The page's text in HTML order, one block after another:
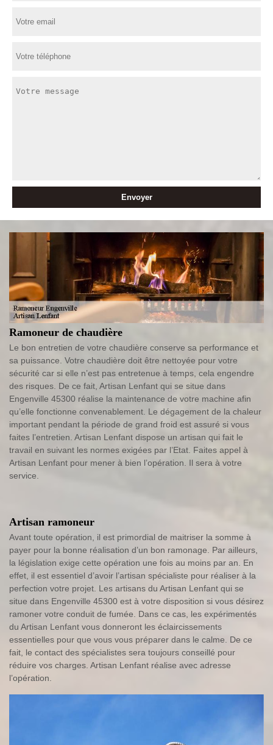
Ramoneur de chaudière
Le bon entretien de votre chaudière conserve sa performance et
sa puissance. Votre chaudière doit être nettoyée pour votre
sécurité car si elle n’est pas entretenue à temps, cela engendre
des risques. De ce fait, Artisan Lenfant qui se situe dans
Engenville 45300 réalise la maintenance de votre machine afin
qu’elle fonctionne convenablement. Le dégagement de la chaleur
important pendant la période de grand froid est assuré si vous
faites l’entretien. Artisan Lenfant dispose un artisan qui fait le
travail en suivant les normes exigées par l’Etat. Faites appel à
Artisan Lenfant pour mener à bien l’opération. Il sera à votre
service.
Artisan ramoneur
Avant toute opération, il est primordial de maitriser la somme à
payer pour la bonne réalisation d’un bon ramonage. Par ailleurs,
la législation exige cette opération une fois au moins par an. En
effet, il est essentiel d’avoir l’artisan spécialiste pour réaliser à la
perfection votre projet. Les artisans du Artisan Lenfant qui se
situe dans Engenville 45300 est à votre disposition si vous désirez
ramoner votre conduit de fumée. Dans ce cas, les expérimentés
du Artisan Lenfant vous donneront les éclaircissements
essentielles pour que vous vous préparer dans le calme. De ce
fait, le contact des spécialistes sera toujours conseillé pour
réduire vos charges. Artisan Lenfant réalise avec adresse
l’opération.